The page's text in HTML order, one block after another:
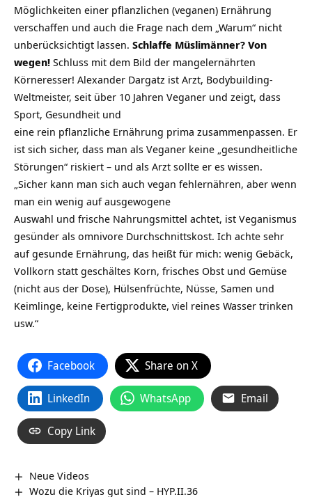
Möglichkeiten einer pflanzlichen (veganen) Ernährung
verschaffen und auch die Frage nach dem „Warum“ nicht
unberücksichtigt lassen. Schlaffe Müslimänner? Von
wegen! Schluss mit dem Bild der mangelernährten
Körneresser! Alexander Dargatz ist Arzt, Bodybuilding-
Weltmeister, seit über 10 Jahren Veganer und zeigt, dass
Sport, Gesundheit und
eine rein pflanzliche Ernährung prima zusammenpassen. Er
ist sich sicher, dass man als Veganer keine „gesundheitliche
Störungen“ riskiert – und als Arzt sollte er es wissen.
„Sicher kann man sich auch vegan fehlernähren, aber wenn
man ein wenig auf ausgewogene
Auswahl und frische Nahrungsmittel achtet, ist Veganismus
gesünder als omnivore Durchschnittskost. Ich achte sehr
auf gesunde Ernährung, das heißt für mich: wenig Gebäck,
Vollkorn statt geschältes Korn, frisches Obst und Gemüse
(nicht aus der Dose), Hülsenfrüchte, Nüsse, Samen und
Keimlinge, keine Fertigprodukte, viel reines Wasser trinken
usw.“
Facebook Share on X
LinkedIn WhatsApp Email
Copy Link
Neue Videos
Wozu die Kriyas gut sind – HYP.II.36